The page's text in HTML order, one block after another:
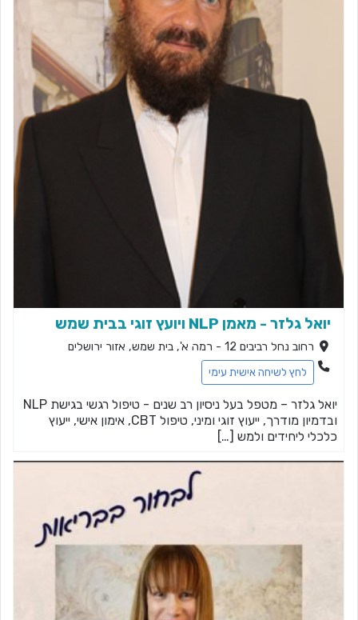
יואל גלזר - מאמן NLP ויועץ זוגי בבית שמש
רחוב נחל רביבים 12 - רמה א', בית שמש, אזור ירושלים
לחץ לשיחה אישית עימי
יואל גלזר – מטפל בעל ניסיון רב שנים - טיפול רגשי בגישת NLP
ובדמיון מודרך, ייעוץ זוגי ומיני, טיפול CBT, אימון אישי, ייעוץ
כלכלי ליחידים ולמש […]